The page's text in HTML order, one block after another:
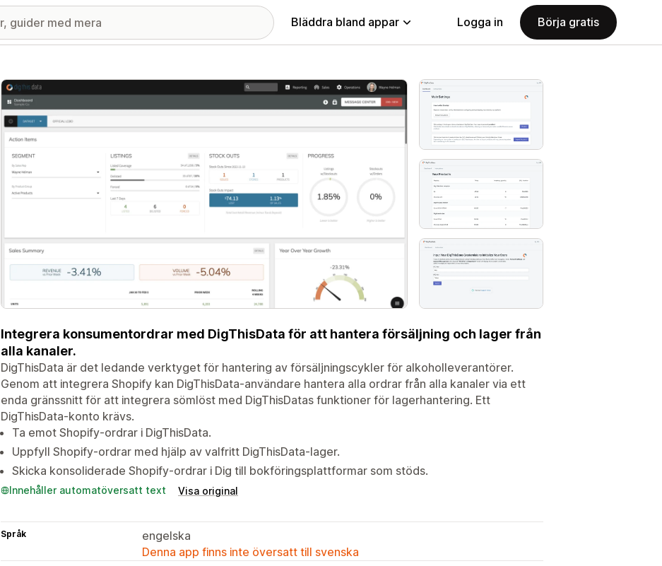
Bläddra bland appar Logga in Börja gratis
Galleri med utvalda bilder
Integrera konsumentordrar med DigThisData för att hantera försäljning och lager från
alla kanaler.
DigThisData är det ledande verktyget för hantering av försäljningscykler för alkoholleverantörer.
Genom att integrera Shopify kan DigThisData-användare hantera alla ordrar från alla kanaler via ett
enda gränssnitt för att integrera sömlöst med DigThisDatas funktioner för lagerhantering. Ett
DigThisData-konto krävs.
Ta emot Shopify-ordrar i DigThisData.
Uppfyll Shopify-ordrar med hjälp av valfritt DigThisData-lager.
Skicka konsoliderade Shopify-ordrar i Dig till bokföringsplattformar som stöds.
Innehåller automatöversatt text Visa original
Språk
engelska
Denna app finns inte översatt till svenska